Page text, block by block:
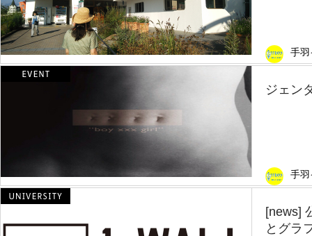
手羽
ジェン
手羽
[news]
とグラ